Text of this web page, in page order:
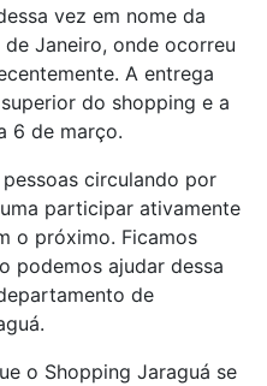
vez em nome da
Janeiro, onde ocorreu
A entrega
do shopping e a
6 de março.
circulando por
participar ativamente
o próximo. Ficamos
podemos ajudar dessa
de
o Shopping Jaraguá se